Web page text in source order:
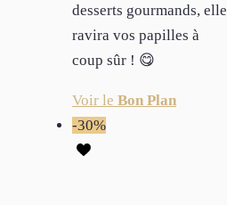
desserts gourmands, elle
ravira vos papilles à
coup sûr ! 😋
Voir le Bon Plan
-30%